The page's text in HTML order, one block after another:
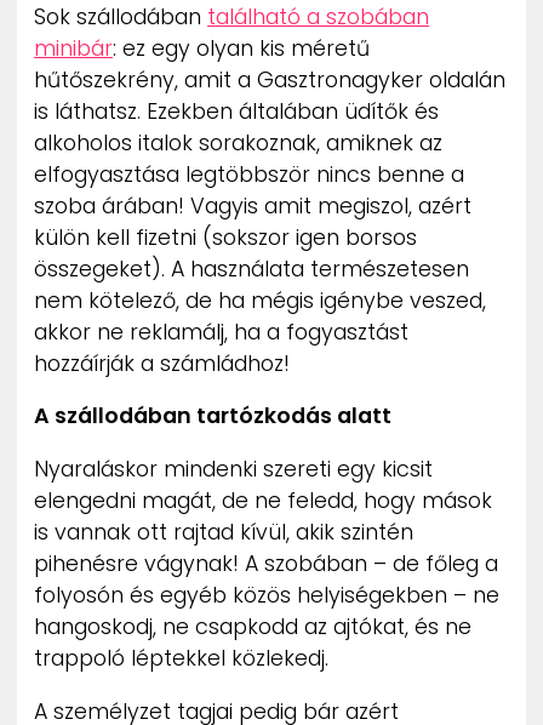
Sok szállodában található a szobában
minibár: ez egy olyan kis méretű
hűtőszekrény, amit a Gasztronagyker oldalán
is láthatsz. Ezekben általában üdítők és
alkoholos italok sorakoznak, amiknek az
elfogyasztása legtöbbször nincs benne a
szoba árában! Vagyis amit megiszol, azért
külön kell fizetni (sokszor igen borsos
összegeket). A használata természetesen
nem kötelező, de ha mégis igénybe veszed,
akkor ne reklamálj, ha a fogyasztást
hozzáírják a számládhoz!
A szállodában tartózkodás alatt
Nyaraláskor mindenki szereti egy kicsit
elengedni magát, de ne feledd, hogy mások
is vannak ott rajtad kívül, akik szintén
pihenésre vágynak! A szobában – de főleg a
folyosón és egyéb közös helyiségekben – ne
hangoskodj, ne csapkodd az ajtókat, és ne
trappoló léptekkel közlekedj.
A személyzet tagjai pedig bár azért